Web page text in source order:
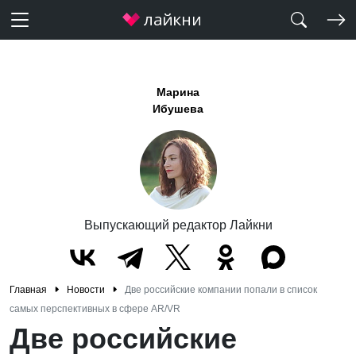
Марина
Ибушева
Выпускающий редактор Лайкни
Главная Новости
Две российские компании попали в список
самых перспективных в сфере AR/VR
Две российские